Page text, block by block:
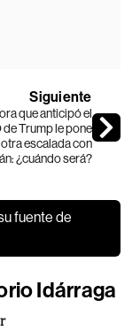
Siguiente
que anticipó el
Trump le pone
escalada con
¿cuándo será?
fuente de
Idárraga